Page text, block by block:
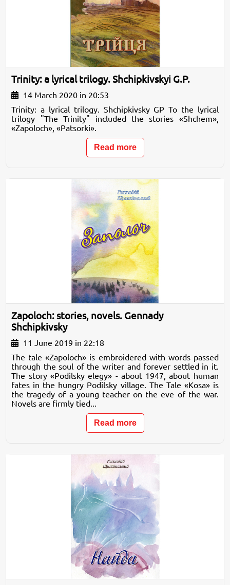
Trinity: a lyrical trilogy. Shchipkivskyi G.P.
14 March 2020 in 20:53
Trinity: a lyrical trilogy. Shchipkivsky GP To the lyrical
trilogy "The Trinity" included the stories «Shchem»,
«Zapoloch», «Patsorki».
Read more
Zapoloch: stories, novels. Gennady
Shchipkivsky
11 June 2019 in 22:18
The tale «Zapoloch» is embroidered with words passed
through the soul of the writer and forever settled in it.
The story «Podilsky elegy» - about 1947, about human
fates in the hungry Podilsky village. The Tale «Kosa» is
the tragedy of a young teacher on the eve of the war.
Novels are firmly tied...
Read more